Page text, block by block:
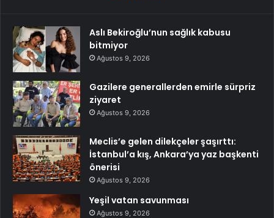
Aslı Bekiroğlu’nun sağlık kabusu
bitmiyor
Ağustos 9, 2026
Gazilere generallerden emirle sürpriz
ziyaret
Ağustos 9, 2026
Meclis’e gelen dilekçeler şaşırttı:
İstanbul’a kış, Ankara’ya yaz başkenti
önerisi
Ağustos 9, 2026
Yeşil vatan savunması
Ağustos 9, 2026